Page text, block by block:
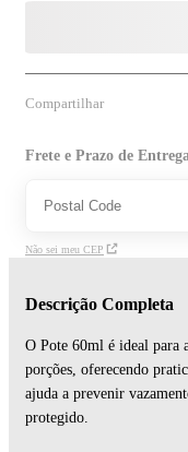
Compartilhar
Frete e Prazo de
Não sei meu CEP
Descrição Completa
O Pote 60ml é ideal para
porções, oferecendo
ajuda a prevenir
protegido.